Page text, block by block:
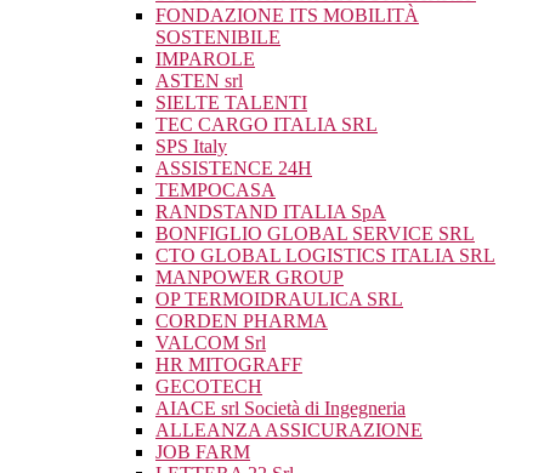
FONDAZIONE ITS MOBILITÀ
SOSTENIBILE
IMPAROLE
ASTEN srl
SIELTE TALENTI
TEC CARGO ITALIA SRL
SPS Italy
ASSISTENCE 24H
TEMPOCASA
RANDSTAND ITALIA SpA
BONFIGLIO GLOBAL SERVICE SRL
CTO GLOBAL LOGISTICS ITALIA SRL
MANPOWER GROUP
OP TERMOIDRAULICA SRL
CORDEN PHARMA
VALCOM Srl
HR MITOGRAFF
GECOTECH
AIACE srl Società di Ingegneria
ALLEANZA ASSICURAZIONE
JOB FARM